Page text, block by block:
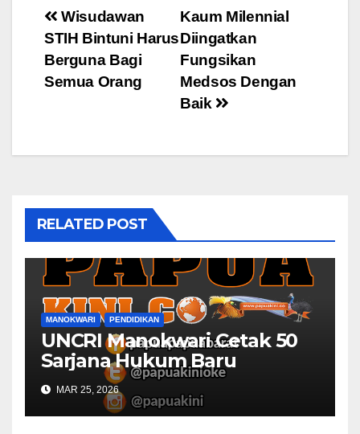
Post
navigation
Kaum Milennial
Diingatkan
Fungsikan
Medsos Dengan
Baik
Wisudawan
STIH Bintuni Harus
Berguna Bagi
Semua Orang
RELATED POST
MANOKWARI PENDIDIKAN
UNCRI Manokwari Cetak 50
Sarjana Hukum Baru
MAR 25, 2026